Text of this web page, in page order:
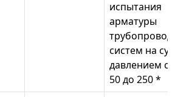
испытания
арматуры
систем на
давлением
50 до 250 *